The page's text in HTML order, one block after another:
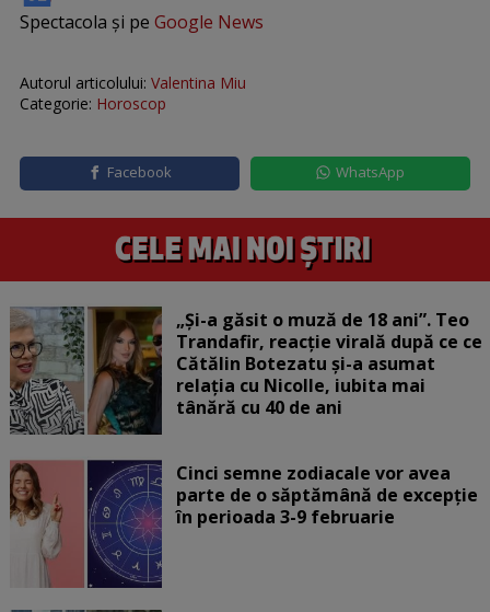
Spectacola și pe Google News
Autorul articolului: Valentina Miu
Categorie: Horoscop
Facebook WhatsApp
„Și-a găsit o muză de 18 ani”. Teo
Trandafir, reacție virală după ce ce
Cătălin Botezatu și-a asumat
relația cu Nicolle, iubita mai
tânără cu 40 de ani
Cinci semne zodiacale vor avea
parte de o săptămână de excepție
în perioada 3-9 februarie